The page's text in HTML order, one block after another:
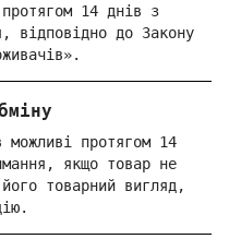
14 днів з
відповідно до Закону
можливі протягом 14
якщо товар не
товарний вигляд,